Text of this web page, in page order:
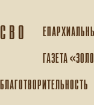
С В О
ГАЗЕТА
БЛАГОТВОРИТЕЛЬНОСТЬ